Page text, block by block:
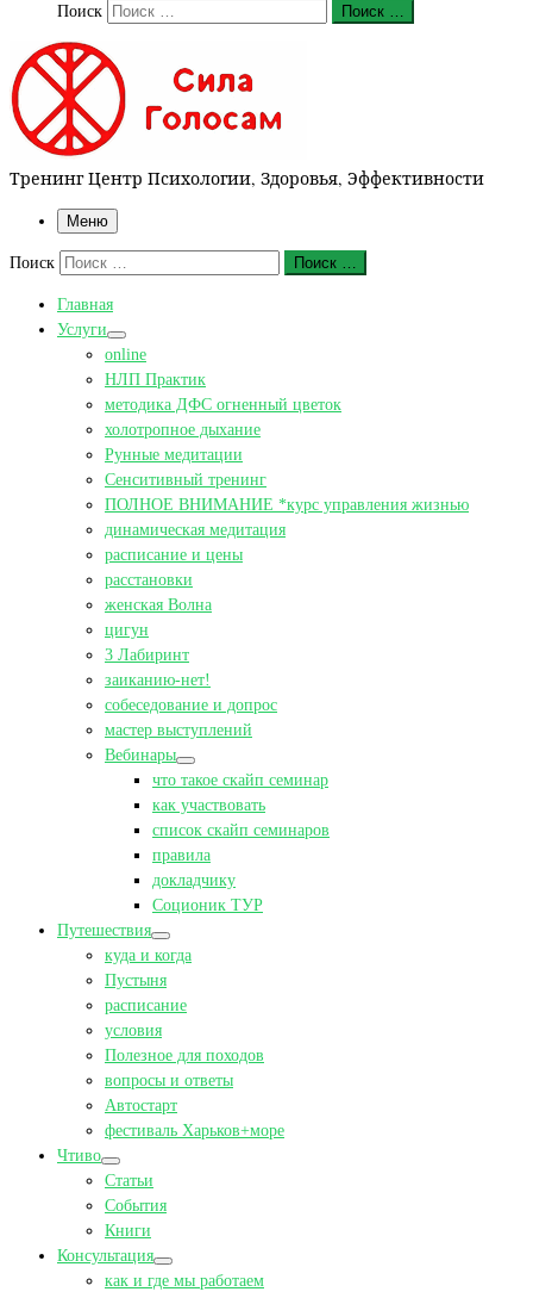
Поиск
Поиск …
Тренинг Центр Психологии, Здоровья, Эффективности
Меню
Поиск Поиск …
Главная
Услуги
online
НЛП Практик
методика ДФС огненный цветок
холотропное дыхание
Рунные медитации
Сенситивный тренинг
ПОЛНОЕ ВНИМАНИЕ *курс управления жизнью
динамическая медитация
расписание и цены
расстановки
женская Волна
цигун
3 Лабиринт
заиканию-нет!
собеседование и допрос
мастер выступлений
Вебинары
что такое скайп семинар
как участвовать
список скайп семинаров
правила
докладчику
Соционик ТУР
Путешествия
куда и когда
Пустыня
расписание
условия
Полезное для походов
вопросы и ответы
Автостарт
фестиваль Харьков+море
Чтиво
Статьи
События
Книги
Консультация
как и где мы работаем